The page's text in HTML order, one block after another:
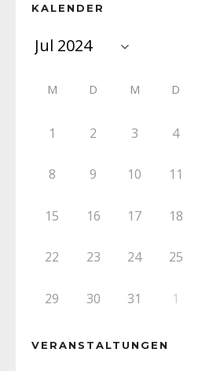
KALENDER
M D M D
1 2 3 4
8 9 10 11
15 16 17 18
22 23 24 25
29 30 31 1
VERANSTALTUNGEN